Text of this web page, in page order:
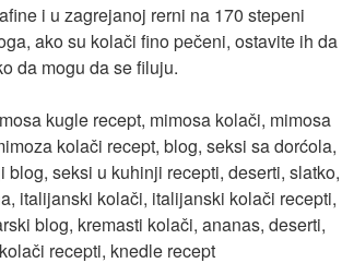
i u zagrejanoj rerni na 170 stepeni
ako su kolači fino pečeni, ostavite ih da
da mogu da se filuju.